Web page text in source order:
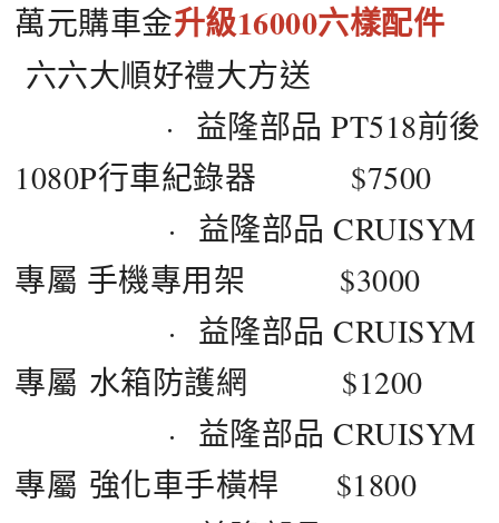
萬元購車金升級16000六樣配件
六六大順好禮大方送
· 益隆部品 PT518前後
1080P行車紀錄器 $7500
· 益隆部品 CRUISYM
專屬 手機專用架 $3000
· 益隆部品 CRUISYM
專屬 水箱防護網 $1200
· 益隆部品 CRUISYM
專屬 強化車手橫桿 $1800